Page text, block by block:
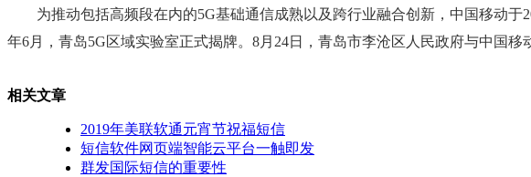
为推动包括高频段在内的5G基础通信成熟以及跨行业融合创新，中国移动
年6月，青岛5G区域实验室正式揭牌。8月24日，青岛市李沧区人民政府与中国
相关文章
2019年美联软通元宵节祝福短信
短信软件网页端智能云平台一触即发
群发国际短信的重要性